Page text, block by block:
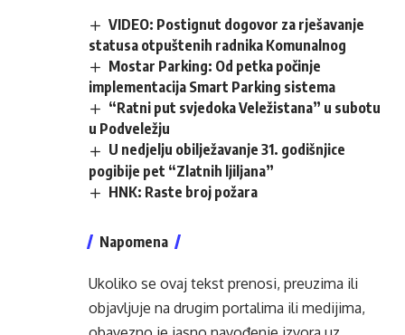
VIDEO: Postignut dogovor za rješavanje
statusa otpuštenih radnika Komunalnog
Mostar Parking: Od petka počinje
implementacija Smart Parking sistema
“Ratni put svjedoka Veležistana” u subotu
u Podveležju
U nedjelju obilježavanje 31. godišnjice
pogibije pet “Zlatnih ljiljana”
HNK: Raste broj požara
Napomena
Ukoliko se ovaj tekst prenosi, preuzima ili
objavljuje na drugim portalima ili medijima,